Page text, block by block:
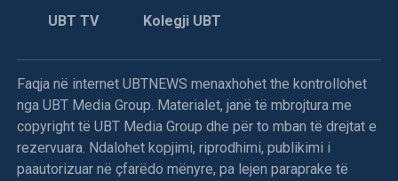
UBT TV Kolegji UBT
Faqja në internet UBTNEWS menaxhohet the kontrollohet
nga UBT Media Group. Materialet, janë të mbrojtura me
copyright të UBT Media Group dhe për to mban të drejtat e
rezervuara. Ndalohet kopjimi, riprodhimi, publikimi i
paautorizuar në çfarëdo mënyre, pa lejen paraprake të